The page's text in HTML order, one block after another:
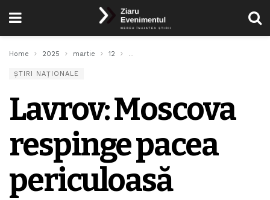
Home 2025 martie 12 Lavrov: Moscova respinge pacea
ȘTIRI NAȚIONALE
Lavrov: Moscova
respinge pacea
periculoasă